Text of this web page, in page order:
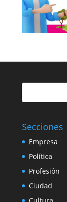
Secciones
Empresa
Política
Profesión
Ciudad